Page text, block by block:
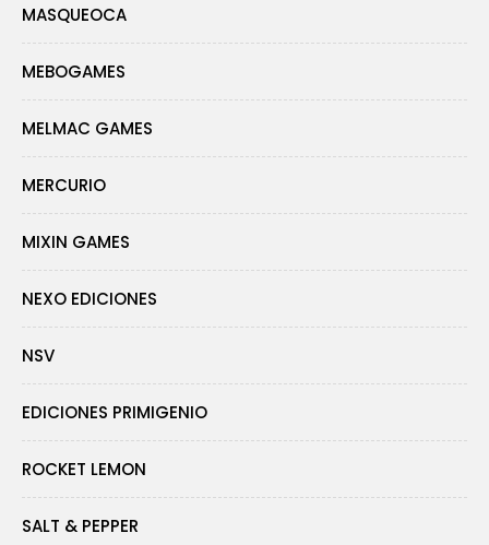
MASQUEOCA
MEBOGAMES
MELMAC GAMES
MERCURIO
MIXIN GAMES
NEXO EDICIONES
NSV
EDICIONES PRIMIGENIO
ROCKET LEMON
SALT & PEPPER